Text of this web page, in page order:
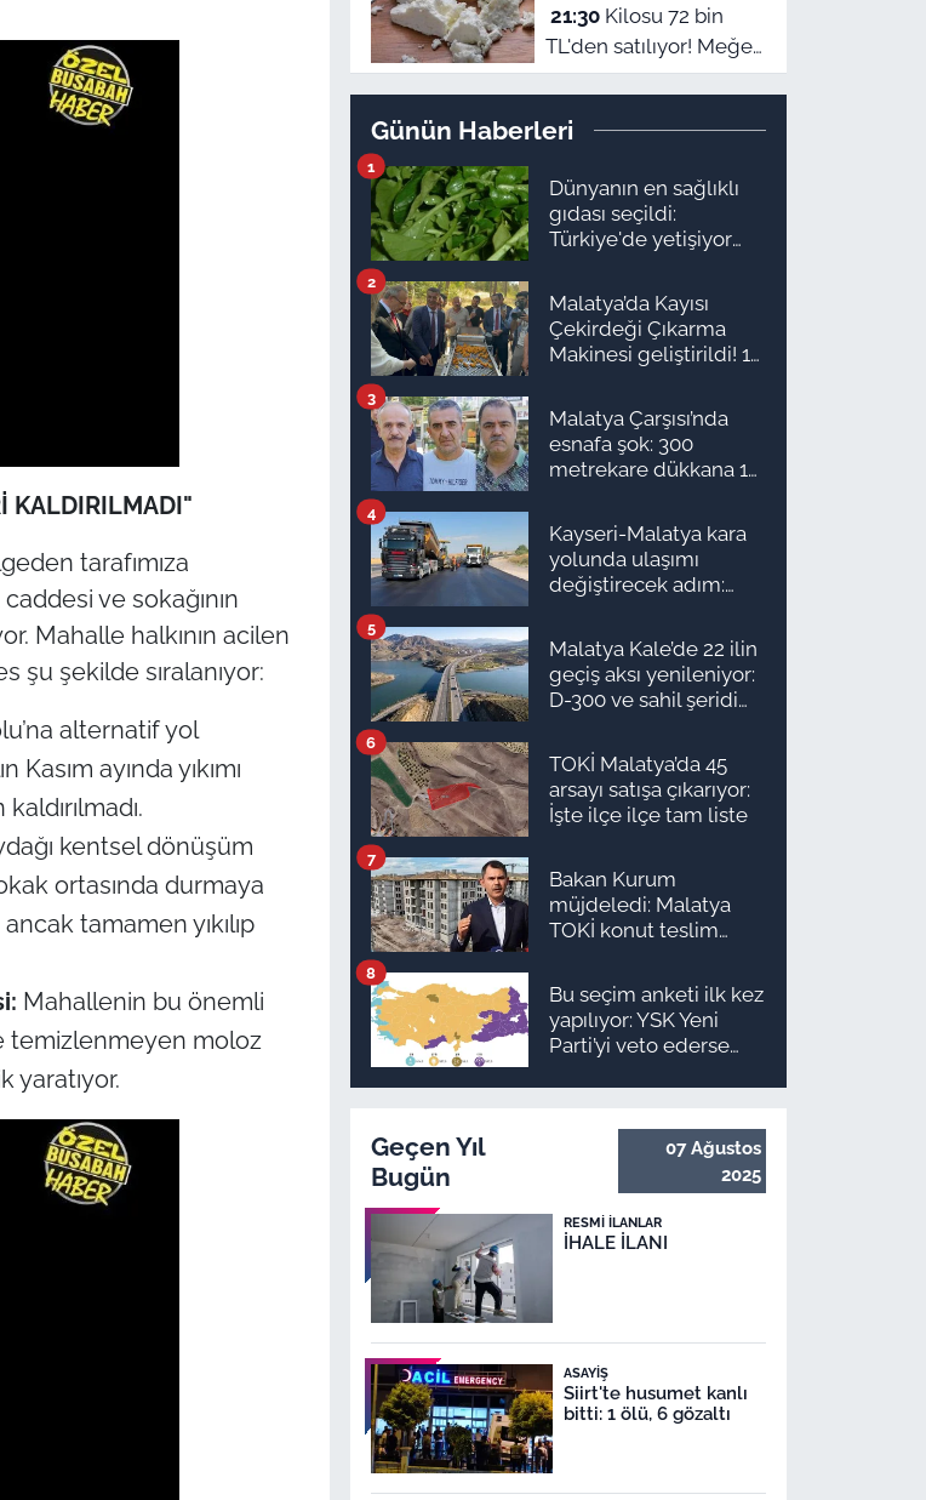
KALDIRILMADI"
tarafımıza
ve sokağının
Mahalle halkının acilen
şu şekilde sıralanıyor:
alternatif yol
Kasım ayında yıkımı
kentsel dönüşüm
ortasında durmaya
tamamen yıkılıp
Mahallenin bu önemli
temizlenmeyen moloz
yaratıyor.
ilham veren hikayesi
21:30Kilosu 72 bin
TL'den satılıyor! Meğer
bu sütten yapılıyormuş
Günün Haberleri
Dünyanın en sağlıklı
gıdası seçildi:
Türkiye'de yetişiyor
1
Malatya’da Kayısı
Çekirdeği Çıkarma
Makinesi geliştirildi! 16
2
Malatya Çarşısı’nda
esnafa şok: 300
metrekare dükkana 1
3
Kayseri-Malatya kara
yolunda ulaşımı
değiştirecek adım:
4
Malatya Kale’de 22 ilin
geçiş aksı yenileniyor:
D-300 ve sahil şeridi
5
TOKİ Malatya’da 45
arsayı satışa çıkarıyor:
İşte ilçe ilçe tam liste
6
Bakan Kurum
müjdeledi: Malatya
TOKİ konut teslim
ilçe ilçe teslimat
takvimi ve ödeme
planı
7
Bu seçim anketi ilk kez
yapılıyor: YSK Yeni
Parti’yi veto ederse
olur?
8
Geçen Yıl
Bugün
07 Ağustos
2025
RESMI İLANLAR
İHALE İLANI
ASAYIŞ
Siirt'te husumet kanlı
bitti: 1 ölü, 6 gözaltı